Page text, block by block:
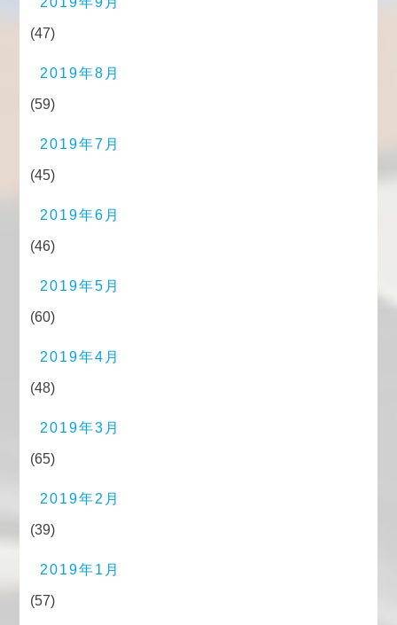
(47)
2019年8月
(59)
2019年7月
(45)
2019年6月
(46)
2019年5月
(60)
2019年4月
(48)
2019年3月
(65)
2019年2月
(39)
2019年1月
(57)